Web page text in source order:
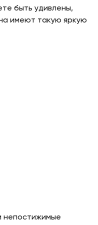
быть удивлены,
имеют такую яркую
непостижимые